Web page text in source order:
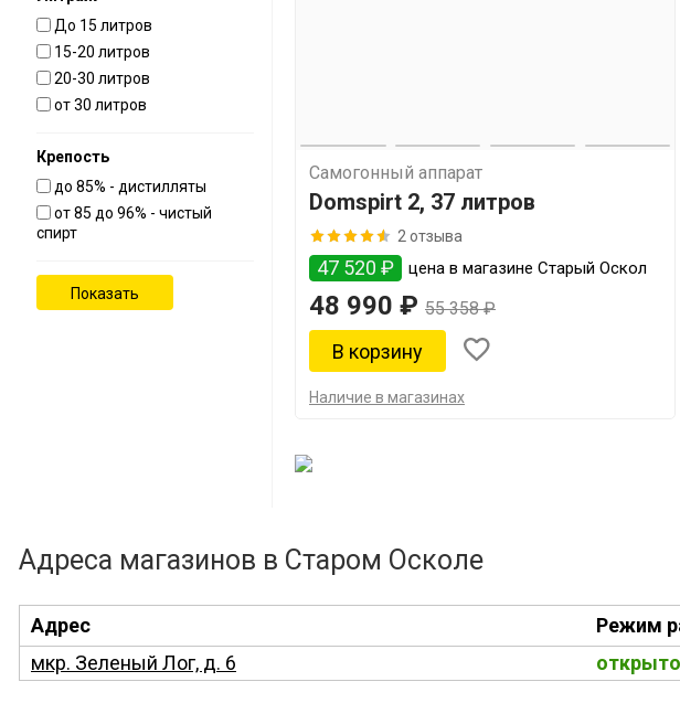
До 15 литров
15-20 литров
20-30 литров
от 30 литров
Крепость
до 85% - дистилляты
от 85 до 96% - чистый
спирт
Самогонный аппарат
Domspirt 2, 37 литров
2 отзыва
47 520 ₽ цена в магазине Старый Оскол
48 990 ₽ 55 358 ₽
Наличие в магазинах
Адреса магазинов в Старом Осколе
Адрес Режим
мкр. Зеленый Лог, д. 6
открыто